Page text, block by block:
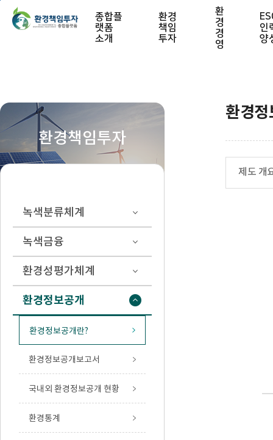
본문 바로가기
종합플
랫폼
소개
환경
책임
투자
환
경
경
영
인
양
환경책임투자
녹색분류체계
녹색금융
환경성평가체계
환경정보공개
환경정보공개란?
환경정보공개보고서
국내외 환경정보공개 현황
환경통계
환경정
제도 개